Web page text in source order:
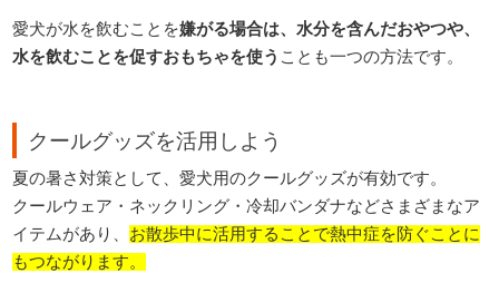
愛犬が水を飲むことを嫌がる場合は、水分を含んだおやつや、
水を飲むことを促すおもちゃを使う ことも一つの方法です。
クールグッズを活用しよう
夏の暑さ対策として、愛犬用のクールグッズが有効です。
クールウェア・ネックリング・冷却バンダナなどさまざまなア
イテムがあり、 お散歩中に活用することで熱中症を防ぐことに
もつながります。